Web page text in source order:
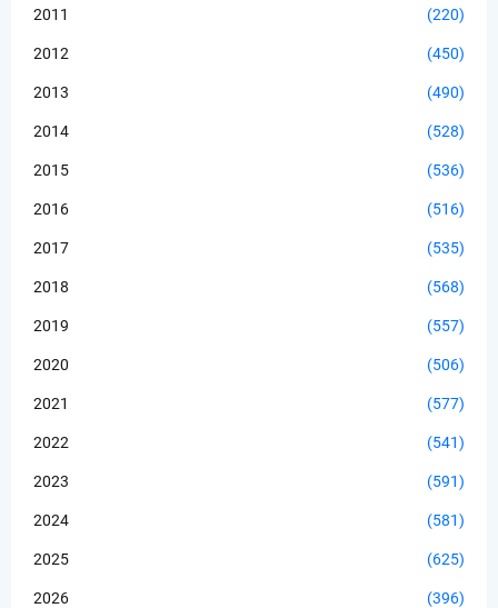
2011 (220)
2012 (450)
2013 (490)
2014 (528)
2015 (536)
2016 (516)
2017 (535)
2018 (568)
2019 (557)
2020 (506)
2021 (577)
2022 (541)
2023 (591)
2024 (581)
2025 (625)
2026 (396)